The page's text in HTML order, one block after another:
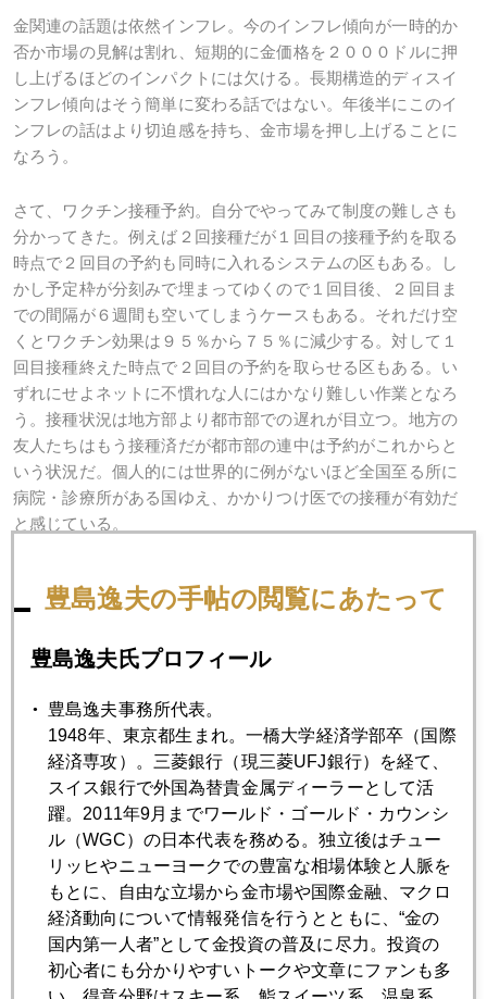
金関連の話題は依然インフレ。今のインフレ傾向が一時的か
否か市場の見解は割れ、短期的に金価格を２０００ドルに押
し上げるほどのインパクトには欠ける。長期構造的ディスイ
ンフレ傾向はそう簡単に変わる話ではない。年後半にこのイ
ンフレの話はより切迫感を持ち、金市場を押し上げることに
なろう。
さて、ワクチン接種予約。自分でやってみて制度の難しさも
分かってきた。例えば２回接種だが１回目の接種予約を取る
時点で２回目の予約も同時に入れるシステムの区もある。し
かし予定枠が分刻みで埋まってゆくので１回目後、２回目ま
での間隔が６週間も空いてしまうケースもある。それだけ空
くとワクチン効果は９５％から７５％に減少する。対して１
回目接種終えた時点で２回目の予約を取らせる区もある。い
ずれにせよネットに不慣れな人にはかなり難しい作業となろ
う。接種状況は地方部より都市部での遅れが目立つ。地方の
友人たちはもう接種済だが都市部の連中は予約がこれからと
いう状況だ。個人的には世界的に例がないほど全国至る所に
病院・診療所がある国ゆえ、かかりつけ医での接種が有効だ
と感じている。
1月 2月 3月 4月
7月 8月 9月
2021年05月31日
金とビットコイン
2021年05月28日
中国資産バブルか失業増か、人民元高が孕むリスク
豊島逸夫の手帖の閲覧にあたって
豊島逸夫氏プロフィール
豊島逸夫事務所代表。
1948年、東京都生まれ。一橋大学経済学部卒（国際
経済専攻）。三菱銀行（現三菱UFJ銀行）を経て、
スイス銀行で外国為替貴金属ディーラーとして活
躍。2011年9月までワールド・ゴールド・カウンシ
ル（WGC）の日本代表を務める。独立後はチュー
リッヒやニューヨークでの豊富な相場体験と人脈を
もとに、自由な立場から金市場や国際金融、マクロ
経済動向について情報発信を行うとともに、“金の
国内第一人者”として金投資の普及に尽力。投資の
初心者にも分かりやすいトークや文章にファンも多